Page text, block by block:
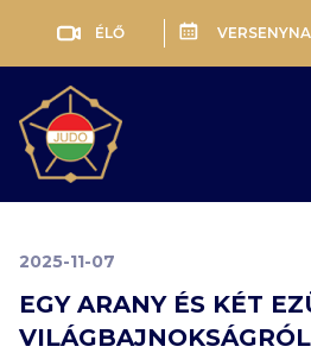
ÉLŐ
2025-11-07
EGY ARANY ÉS KÉT
VILÁGBAJNOKSÁGRÓL